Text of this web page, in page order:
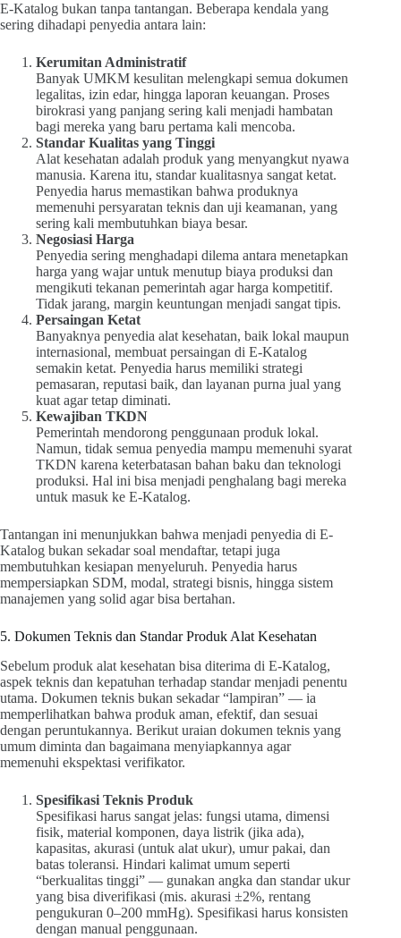
E-Katalog bukan tanpa tantangan. Beberapa kendala yang
sering dihadapi penyedia antara lain:
Kerumitan Administratif
Banyak UMKM kesulitan melengkapi semua dokumen
legalitas, izin edar, hingga laporan keuangan. Proses
birokrasi yang panjang sering kali menjadi hambatan
bagi mereka yang baru pertama kali mencoba.
Standar Kualitas yang Tinggi
Alat kesehatan adalah produk yang menyangkut nyawa
manusia. Karena itu, standar kualitasnya sangat ketat.
Penyedia harus memastikan bahwa produknya
memenuhi persyaratan teknis dan uji keamanan, yang
sering kali membutuhkan biaya besar.
Negosiasi Harga
Penyedia sering menghadapi dilema antara menetapkan
harga yang wajar untuk menutup biaya produksi dan
mengikuti tekanan pemerintah agar harga kompetitif.
Tidak jarang, margin keuntungan menjadi sangat tipis.
Persaingan Ketat
Banyaknya penyedia alat kesehatan, baik lokal maupun
internasional, membuat persaingan di E-Katalog
semakin ketat. Penyedia harus memiliki strategi
pemasaran, reputasi baik, dan layanan purna jual yang
kuat agar tetap diminati.
Kewajiban TKDN
Pemerintah mendorong penggunaan produk lokal.
Namun, tidak semua penyedia mampu memenuhi syarat
TKDN karena keterbatasan bahan baku dan teknologi
produksi. Hal ini bisa menjadi penghalang bagi mereka
untuk masuk ke E-Katalog.
Tantangan ini menunjukkan bahwa menjadi penyedia di E-
Katalog bukan sekadar soal mendaftar, tetapi juga
membutuhkan kesiapan menyeluruh. Penyedia harus
mempersiapkan SDM, modal, strategi bisnis, hingga sistem
manajemen yang solid agar bisa bertahan.
5. Dokumen Teknis dan Standar Produk Alat Kesehatan
Sebelum produk alat kesehatan bisa diterima di E-Katalog,
aspek teknis dan kepatuhan terhadap standar menjadi penentu
utama. Dokumen teknis bukan sekadar “lampiran” — ia
memperlihatkan bahwa produk aman, efektif, dan sesuai
dengan peruntukannya. Berikut uraian dokumen teknis yang
umum diminta dan bagaimana menyiapkannya agar
memenuhi ekspektasi verifikator.
Spesifikasi Teknis Produk
Spesifikasi harus sangat jelas: fungsi utama, dimensi
fisik, material komponen, daya listrik (jika ada),
kapasitas, akurasi (untuk alat ukur), umur pakai, dan
batas toleransi. Hindari kalimat umum seperti
“berkualitas tinggi” — gunakan angka dan standar ukur
yang bisa diverifikasi (mis. akurasi ±2%, rentang
pengukuran 0–200 mmHg). Spesifikasi harus konsisten
dengan manual penggunaan.